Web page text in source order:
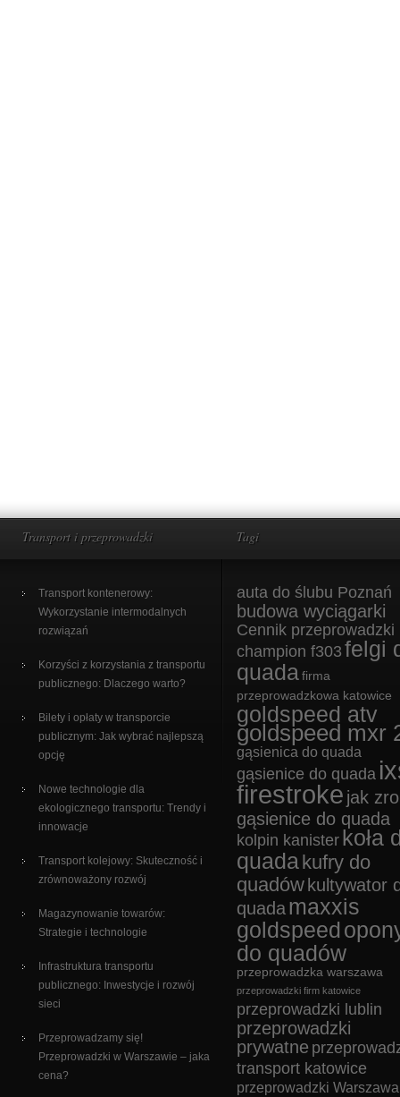
Transport i przeprowadzki
Transport kontenerowy:
Wykorzystanie intermodalnych
rozwiązań
Korzyści z korzystania z transportu
publicznego: Dlaczego warto?
Bilety i opłaty w transporcie
publicznym: Jak wybrać najlepszą
opcję
Nowe technologie dla
ekologicznego transportu: Trendy i
innowacje
Transport kolejowy: Skuteczność i
zrównoważony rozwój
Magazynowanie towarów:
Strategie i technologie
Infrastruktura transportu
publicznego: Inwestycje i rozwój
sieci
Przeprowadzamy się!
Przeprowadzki w Warszawie – jaka
cena?
Tagi
auta do ślubu Poznań
budowa wyciągarki
Cennik przeprowadzki
champion f303 felgi
quada firma
przeprowadzkowa katowice
goldspeed atv
goldspeed mxr
gąsienica do quada
gąsienice do quada
firestroke jak
gąsienice do quada
kolpin kanister koła
quada kufry do
quadów kultywator
quada maxxis
goldspeed
do quadów
przeprowadzka warszawa
przeprowadzki firm katowice
przeprowadzki lublin
przeprowadzki
prywatne
transport katowice
przeprowadzki Warszawa